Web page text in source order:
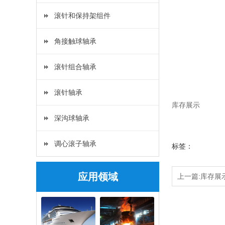
滚针和保持架组件
角接触球轴承
滚针组合轴承
滚针轴承
深沟球轴承
调心滚子轴承
应用领域
库存展示
标签：
上一篇:库存展